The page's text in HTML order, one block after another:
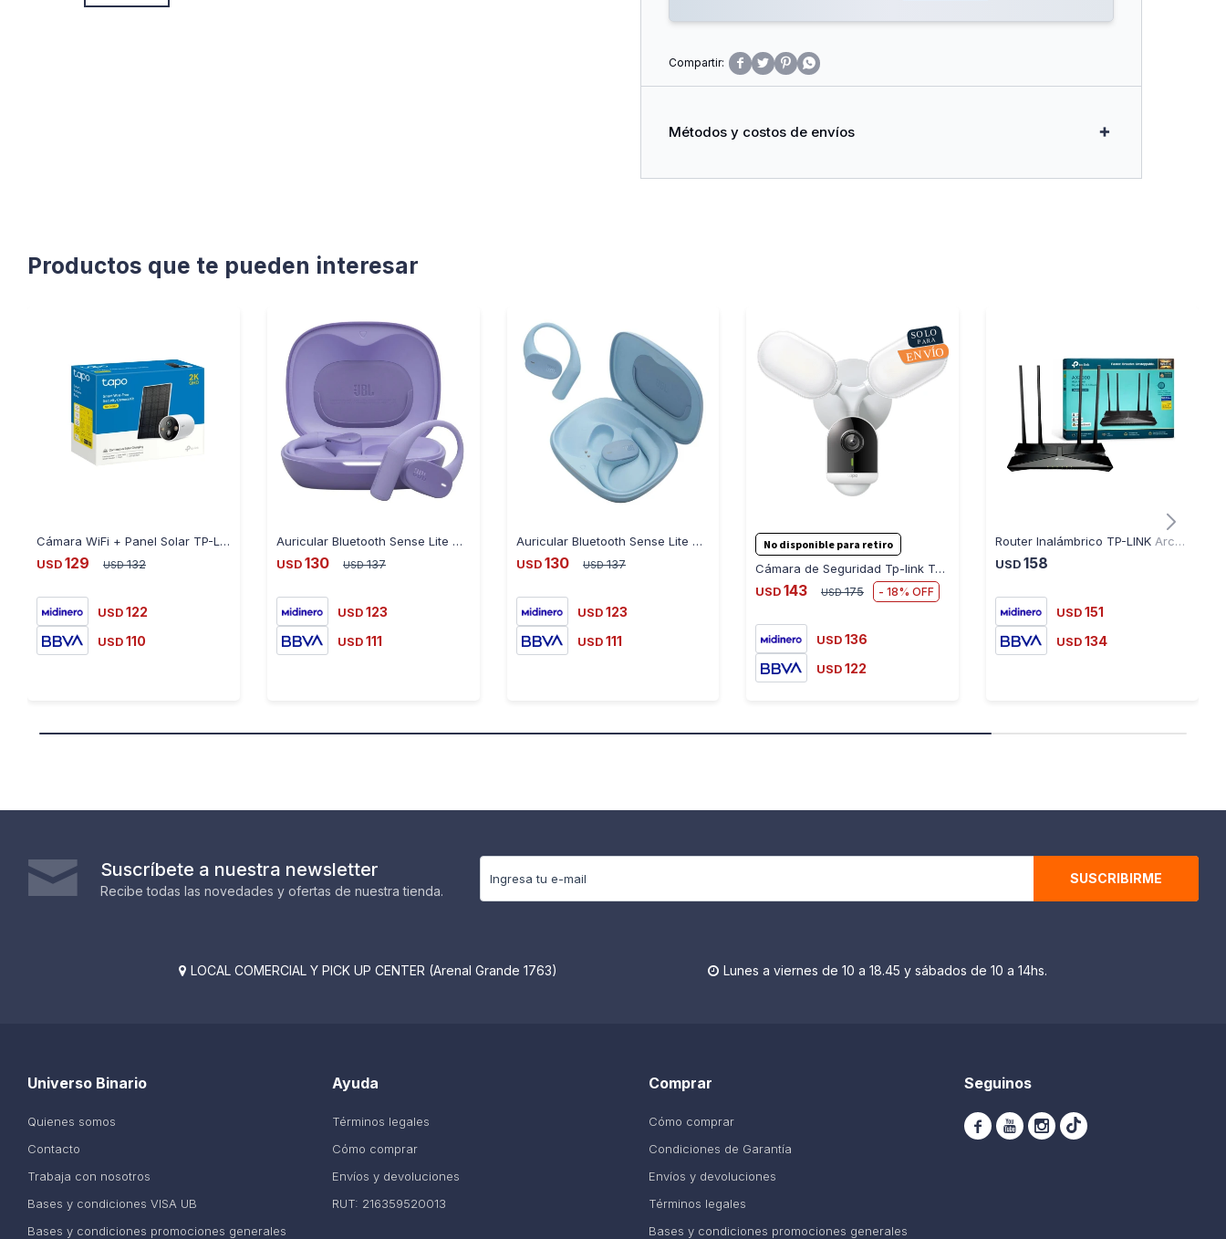
   
Métodos y costos de envíos
Productos que te pueden interesar
Cámara WiFi + Panel Solar TP-LINK Tapo C425 KIT-QHD Exterior
USD 129 USD 132
USD 122
USD 110
Auricular Bluetooth Sense Lite Open Sound - Violeta - JBLSEN - VIOLETA
USD 130 USD 137
USD 123
USD 111
Auricular Bluetooth Sense Lite Open Sound - Azul - JBLSENSEL - AZUL
USD 130 USD 137
USD 123
USD 111
No disponible para retiro
Cámara de Seguridad Tp-link Tapo C720 Exterior Visión Nocturna 2K Reflector
USD 143 USD 175 18
USD 136
USD 122
Router Inalámbrico TP-LINK Archer AX53HP - AX3000, WiFi 6
USD 158
USD 151
USD 134
Suscríbete a nuestra newsletter
Recibe todas las novedades y ofertas de nuestra tienda.
SUSCRIBIRME
 LOCAL COMERCIAL Y PICK UP CENTER (Arenal Grande 1763)  Lunes a viernes de 10 a 18.45 y sábados de 10 a 14hs.
Ayuda
Términos legales
Cómo comprar
Envíos y devoluciones
RUT: 216359520013
Universo Binario
Quienes somos
Contacto
Trabaja con nosotros
Bases y condiciones VISA UB
Bases y condiciones promociones generales
Comprar
Cómo comprar
Condiciones de Garantía
Envíos y devoluciones
Términos legales
Bases y condiciones promociones generales
Seguinos
  